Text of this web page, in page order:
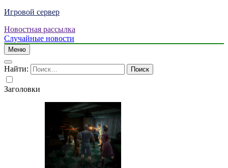
Игровой сервер
Новостная рассылка
Случайные новости
Меню
Найти:
Заголовки